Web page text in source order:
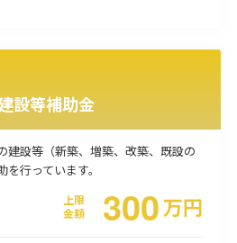
災害・被災者支援
設等補助金
建設等（新築、増築、改築、既設の
行っています。
上限
金額
300万円